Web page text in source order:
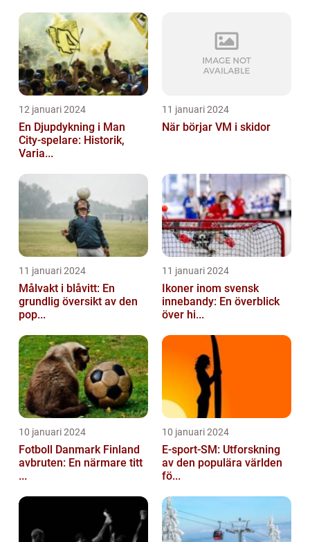
12 januari 2024
En Djupdykning i Man
City-spelare: Historik,
Varia...
11 januari 2024
När börjar VM i skidor
11 januari 2024
Målvakt i blåvitt: En
grundlig översikt av den
pop...
11 januari 2024
Ikoner inom svensk
innebandy: En överblick
över hi...
10 januari 2024
Fotboll Danmark Finland
avbruten: En närmare titt
...
10 januari 2024
E-sport-SM: Utforskning
av den populära världen
fö...